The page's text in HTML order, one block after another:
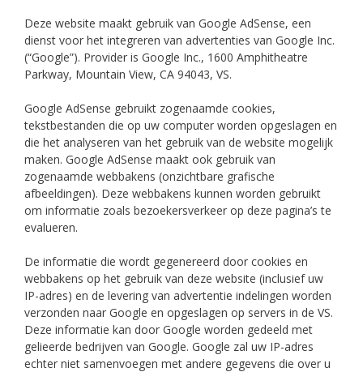
Deze website maakt gebruik van Google AdSense, een
dienst voor het integreren van advertenties van Google Inc.
(“Google”). Provider is Google Inc., 1600 Amphitheatre
Parkway, Mountain View, CA 94043, VS.
Google AdSense gebruikt zogenaamde cookies,
tekstbestanden die op uw computer worden opgeslagen en
die het analyseren van het gebruik van de website mogelijk
maken. Google AdSense maakt ook gebruik van
zogenaamde webbakens (onzichtbare grafische
afbeeldingen). Deze webbakens kunnen worden gebruikt
om informatie zoals bezoekersverkeer op deze pagina’s te
evalueren.
De informatie die wordt gegenereerd door cookies en
webbakens op het gebruik van deze website (inclusief uw
IP-adres) en de levering van advertentie indelingen worden
verzonden naar Google en opgeslagen op servers in de VS.
Deze informatie kan door Google worden gedeeld met
gelieerde bedrijven van Google. Google zal uw IP-adres
echter niet samenvoegen met andere gegevens die over u